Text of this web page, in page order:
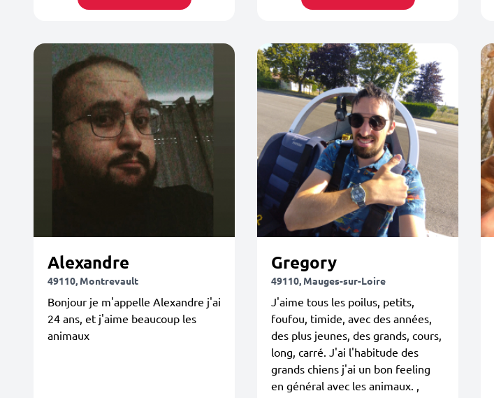
Alexandre
49110, Montrevault
Bonjour je m'appelle Alexandre j'ai
24 ans, et j'aime beaucoup les
animaux
Gregory
49110, Mauges-sur-Loire
J'aime tous les poilus, petits,
foufou, timide, avec des années,
des plus jeunes, des grands, cours,
long, carré. J'ai l'habitude des
grands chiens j'ai un bon feeling
en général avec les animaux. ,